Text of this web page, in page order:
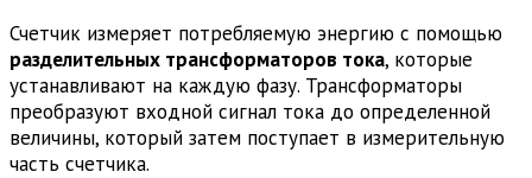
Счетчик измеряет потребляемую энергию с помощью
разделительных трансформаторов тока, которые
устанавливают на каждую фазу. Трансформаторы
преобразуют входной сигнал тока до определенной
величины, который затем поступает в измерительную
часть счетчика.